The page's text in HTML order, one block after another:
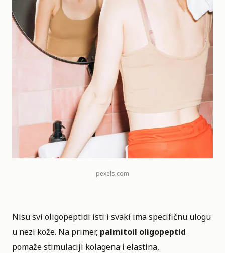
pexels.com
Nisu svi oligopeptidi isti i svaki ima specifičnu ulogu
u nezi kože. Na primer, palmitoil oligopeptid
pomaže stimulaciji kolagena i elastina,